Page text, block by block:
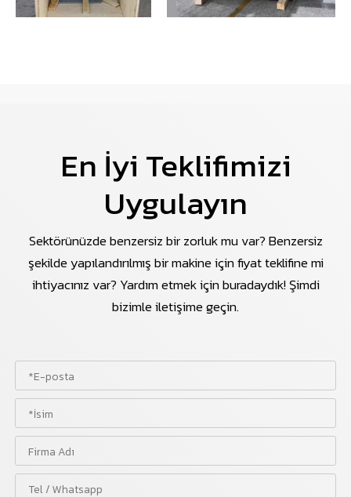
En İyi Teklifimizi
Uygulayın
Sektörünüzde benzersiz bir zorluk mu var? Benzersiz
şekilde yapılandırılmış bir makine için fiyat teklifine mi
ihtiyacınız var? Yardım etmek için buradaydık! Şimdi
bizimle iletişime geçin.